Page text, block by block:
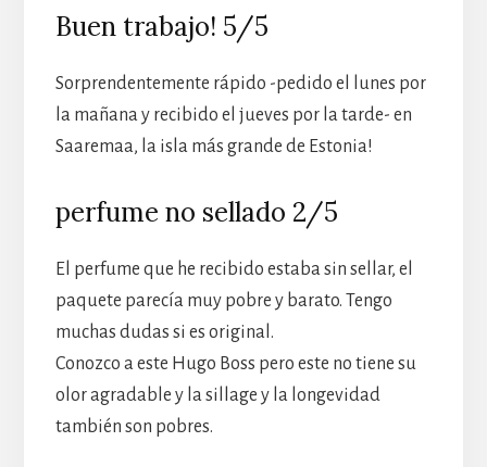
Buen trabajo! 5/5
Sorprendentemente rápido -pedido el lunes por
la mañana y recibido el jueves por la tarde- en
Saaremaa, la isla más grande de Estonia!
perfume no sellado 2/5
El perfume que he recibido estaba sin sellar, el
paquete parecía muy pobre y barato. Tengo
muchas dudas si es original.
Conozco a este Hugo Boss pero este no tiene su
olor agradable y la sillage y la longevidad
también son pobres.